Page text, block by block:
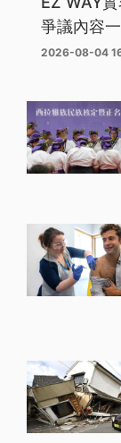
爭議內容
2026-08-04